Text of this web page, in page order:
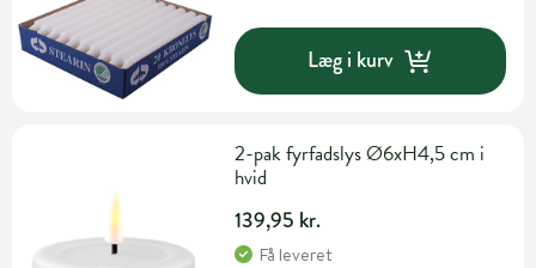
Læg i kurv
2-pak fyrfadslys Ø6xH4,5 cm i
hvid
139,95 kr.
Få leveret